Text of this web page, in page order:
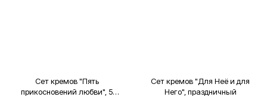
Сет кремов "Пять
прикосновений любви", 5
Сет кремов "Для Неё и для
Него", праздничный